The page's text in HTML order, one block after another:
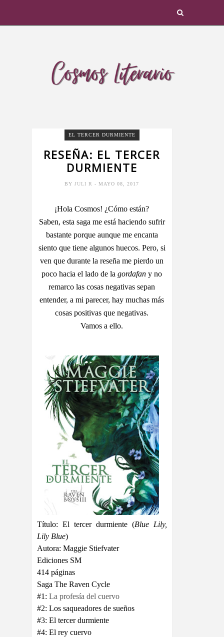
EL TERCER DURMIENTE
RESEÑA: EL TERCER
DURMIENTE
BYJULI R- MAYO 08, 2017
¡Hola Cosmos! ¿Cómo están?
Saben, esta saga me está haciendo sufrir
bastante porque aunque me encanta
siento que tiene algunos huecos. Pero, si
ven que durante la reseña me pierdo un
poco hacia el lado de lagordafany no
remarco las cosas negativas sepan
entender, a mi parecer, hay muchas más
cosas positivas que negativas.
Vamos a ello.
Título: El tercer durmiente (Blue Lily,
Lily Blue)
Autora: Maggie Stiefvater
Ediciones SM
414 páginas
Saga The Raven Cycle
#1: La profesía del cuervo
#2: Los saqueadores de sueños
#3: El tercer durmiente
#4: El rey cuervo